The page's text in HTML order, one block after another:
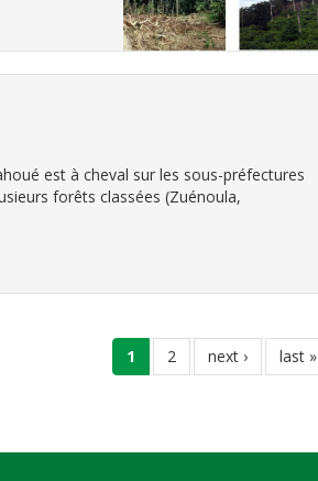
est à cheval sur les sous-préfectures
forêts classées (Zuénoula,
current
page
1 page
2
next
page
next ›
last
page
last »